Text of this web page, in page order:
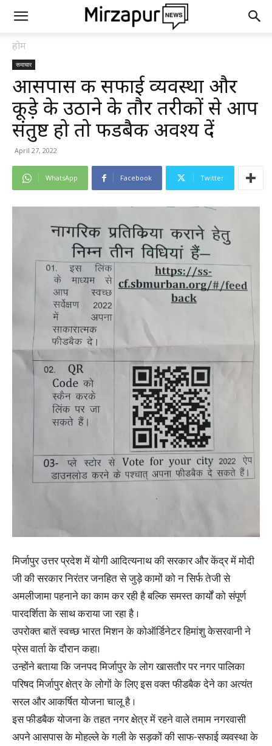
होम
समाचार
आसपास की सफाई व्यवस्था और
कूड़े के उठाने के तौर तरीकों से आप
संतुष्ट हो तो फीडबैक अवश्य दें
April 27, 2022
WhatsApp Facebook Twitter
मिर्जापुर उत्तर प्रदेश में योगी आदित्यनाथ की सरकार और केंद्र में मोदी
जी की सरकार निरंतर जनहित से जुड़े कामों को न सिर्फ तेजी से
अमलीजामा पहनाने का काम कर रही है बल्कि समस्त कार्यों को संपूर्ण
पारदर्शिता के साथ कराया जा रहा है ।
उपरोक्त बातें स्वच्छ भारत मिशन के कोऑर्डिनेटर हिमांशु केसरवानी ने
प्रेस वार्ता के दौरान कहा।
उन्होंने बताया कि जनपद मिर्जापुर के लोग खासतौर पर नगर पालिका
परिषद मिर्जापुर क्षेत्र के लोगों के लिए इस वक्त फीडबैक देने का अत्यंत
सरल और आकर्षित योजना चालू है ।
इस फीडबैक योजना के तहत नगर क्षेत्र में रहने वाले तमाम नगरवासी
अपने आसपास के मोहल्ले के गली के सड़कों की साफ-सफाई व्यवस्था के